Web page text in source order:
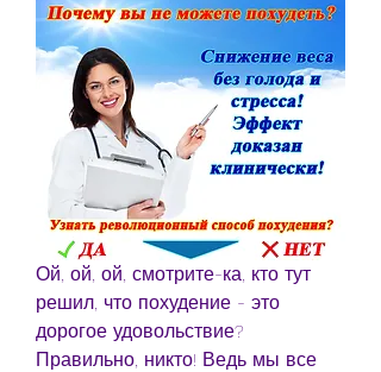
Ой, ой, ой, смотрите-ка, кто тут
решил, что похудение - это
дорогое удовольствие?
Правильно, никто! Ведь мы все